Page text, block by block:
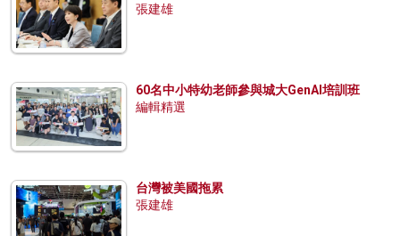
張建雄
60名中小特幼老師參與城大GenAI培訓班
編輯精選
台灣被美國拖累
張建雄